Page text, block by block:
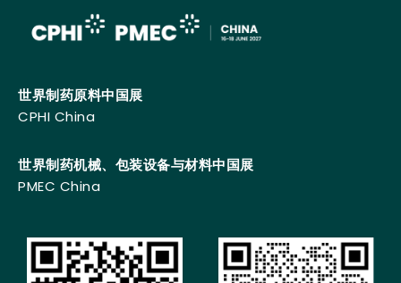
世界制药原料中国展
CPHI China
世界制药机械、包装设备与材料中国展
PMEC China